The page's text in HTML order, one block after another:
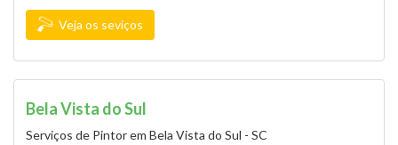
Veja os seviços
Bela Vista do Sul
Serviços de Pintor em Bela Vista do Sul - SC